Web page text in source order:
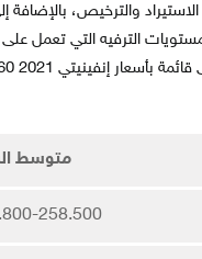
والترخيص، بالإضافة
الترفيه التي تعمل على
متوسط
283.800-